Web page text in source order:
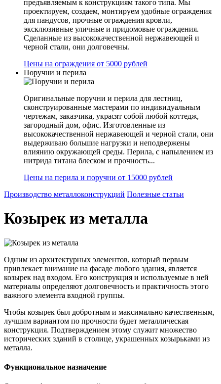
предъявляемым к конструкциям такого типа. Мы
проектируем, создаем, монтируем удобные ограждения
для пандусов, прочные ограждения кровли,
эксклюзивные уличные и придомовые ограждения.
Сделанные из высококачественной нержавеющей и
черной стали, они долговечны.
Цены на ограждения от 5000 рублей
Поручни и перила
Оригинальные поручни и перила для лестниц,
сконструированные мастерами по индивидуальным
чертежам, заказчика, украсят собой любой коттедж,
загородный дом, офис. Изготовленные из
высококачественной нержавеющей и черной стали, они
выдерживаю большие нагрузки и неподвержены
влиянию окружающей среды. Перила, с напылением из
нитрида титана блеском и прочность...
Цены на перила и поручни от 15000 рублей
Производство металлоконструкций Полезные статьи
Козырек из металла
Одним из архитектурных элементов, который первым
привлекает внимание на фасаде любого здания, является
козырек над входом. Его конструкция и используемые в ней
материалы определяют долговечность и практичность этого
важного элемента входной группы.
Чтобы козырек был добротным и максимально качественным,
лучшим вариантом по прочности будет металлическая
конструкция. Подтверждением этому служит множество
исторических зданий в столице, украшенных козырьками из
металла.
Функциональное назначение